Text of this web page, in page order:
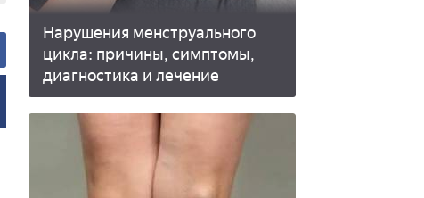
Нарушения менструального
цикла: причины, симптомы,
диагностика и лечение